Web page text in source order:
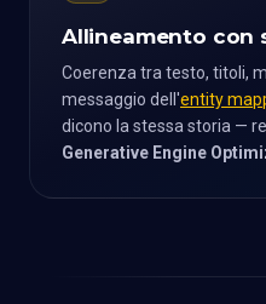
Allineamento con
Coerenza tra testo, titoli,
messaggio dell'entity
dicono la stessa storia —
Generative Engine